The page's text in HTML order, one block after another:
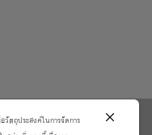
วัตถุประสงค์ในการจัดการ